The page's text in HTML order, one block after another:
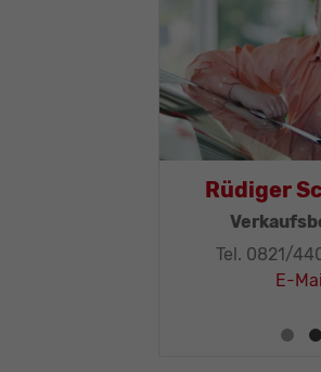
Thomas Mohr
Geschäftsleitung, KFZ-
Techniker-Meister
Tel. 0821/440 20 - 32